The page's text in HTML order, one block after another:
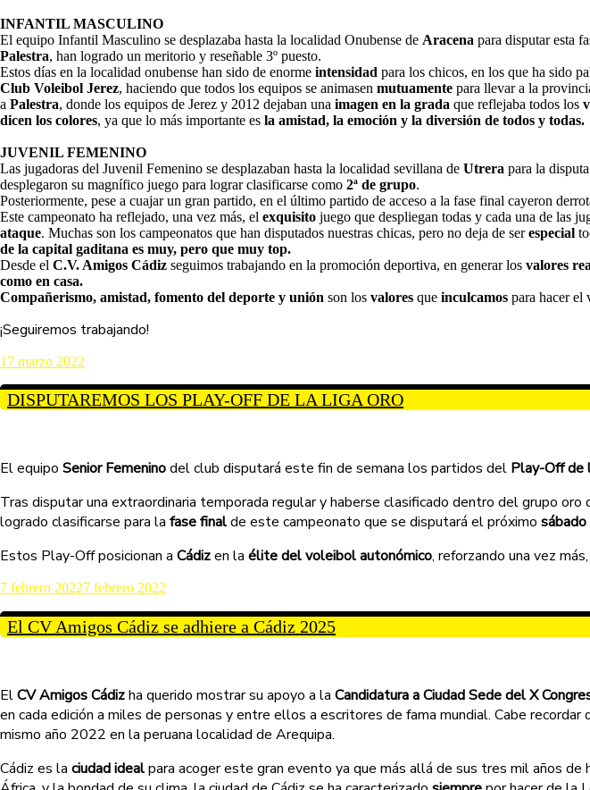
INFANTIL MASCULINO
El equipo Infantil Masculino se desplazaba hasta la localidad Onubense de Aracena para disputar esta
Palestra, han logrado un meritorio y reseñable 3º puesto.
Estos días en la localidad onubense han sido de enorme intensidad para los chicos, en los que ha sido
Club Voleibol Jerez, haciendo que todos los equipos se animasen mutuamente para llevar a la
a Palestra, donde los equipos de Jerez y 2012 dejaban una imagen en la grada que reflejaba todos los
dicen los colores, ya que lo más importante es la amistad, la emoción y la diversión de todos y todas.
JUVENIL FEMENINO
Las jugadoras del Juvenil Femenino se desplazaban hasta la localidad sevillana de Utrera para la
desplegaron su magnífico juego para lograr clasificarse como 2ª de grupo.
Posteriormente, pese a cuajar un gran partido, en el último partido de acceso a la fase final cayeron
Este campeonato ha reflejado, una vez más, el exquisito juego que despliegan todas y cada una de las
ataque. Muchas son los campeonatos que han disputados nuestras chicas, pero no deja de serespecial
de la capital gaditana es muy, pero que muy top.
Desde el C.V. Amigos Cádiz seguimos trabajando en la promoción deportiva, en generar los valores
como en casa.
Compañerismo, amistad, fomento del deporte y unión son los valores que inculcamos para hacer el
¡Seguiremos trabajando!
17 marzo 2022
DISPUTAREMOS LOS PLAY-OFF DE LA LIGA ORO
El equipo Senior Femeninodel club disputará este fin de semana los partidos del Play-Off de
Tras disputar una extraordinaria temporada regular y haberse clasificado dentro del grupo oro
logrado clasificarse para la fase finalde este campeonato que se disputará el próximo
Estos Play-Off posicionan a Cádizen la élite del voleibol autonómico, reforzando una vez
7 febrero 20227 febrero 2022
El CV Amigos Cádiz se adhiere a Cádiz 2025
ElCV Amigos Cádizha querido mostrar su apoyo a la Candidatura a Ciudad Sede del X
en cada edición a miles de personas y entre ellos a escritores de fama mundial. Cabe
mismo año 2022 en la peruana localidad de Arequipa.
Cádiz es la ciudad idealpara acoger este gran evento ya que más allá de sus tres mil años de